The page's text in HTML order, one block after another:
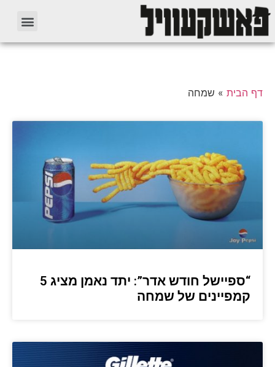
דף הבית » שמחה
“ספיישל חודש אדר”: יתד נאמן מציג 5
קמפיינים של שמחה